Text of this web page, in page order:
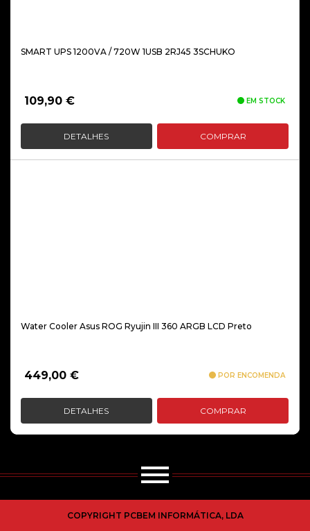
SMART UPS 1200VA / 720W 1USB 2RJ45 3SCHUKO
109,90 € EM STOCK
DETALHES COMPRAR
Water Cooler Asus ROG Ryujin III 360 ARGB LCD Preto
449,00 € POR ENCOMENDA
DETALHES COMPRAR
COPYRIGHT PCBEM INFORMÁTICA, LDA